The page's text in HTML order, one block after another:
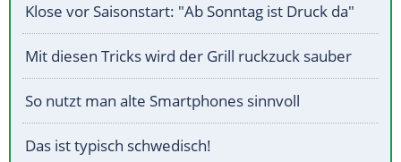
Klose vor Saisonstart: "Ab Sonntag ist Druck da"
Mit diesen Tricks wird der Grill ruckzuck sauber
So nutzt man alte Smartphones sinnvoll
Das ist typisch schwedisch!